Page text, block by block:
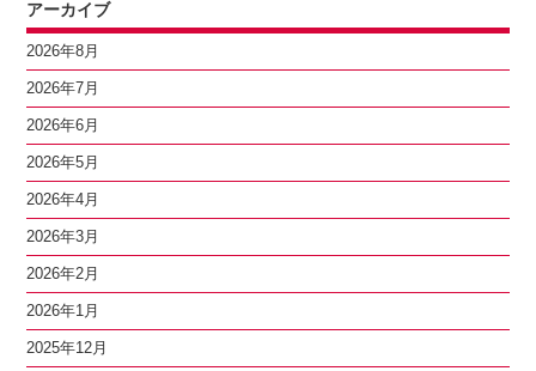
アーカイブ
2026年8月
2026年7月
2026年6月
2026年5月
2026年4月
2026年3月
2026年2月
2026年1月
2025年12月